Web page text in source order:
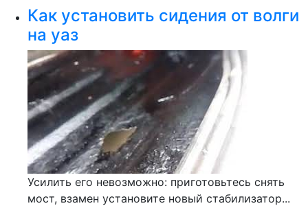
Как установить сидения от волги
на уаз
Усилить его невозможно: приготовьтесь снять
мост, взамен установите новый стабилизатор...